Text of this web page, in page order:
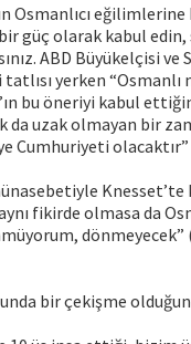
Osmanlıcı
güç olarak kabul
ABD Büyükelçisi ve
tatlısı yerken
bu öneriyi kabul
da uzak olmayan bir
Cumhuriyeti olacaktır”
Knesset’te
fikirde olmasa da
dönmeyecek”
bir çekişme